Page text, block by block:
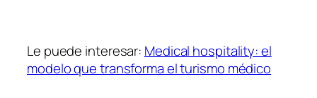
Le puede interesar: Medical hospitality: el
modelo que transforma el turismo médico